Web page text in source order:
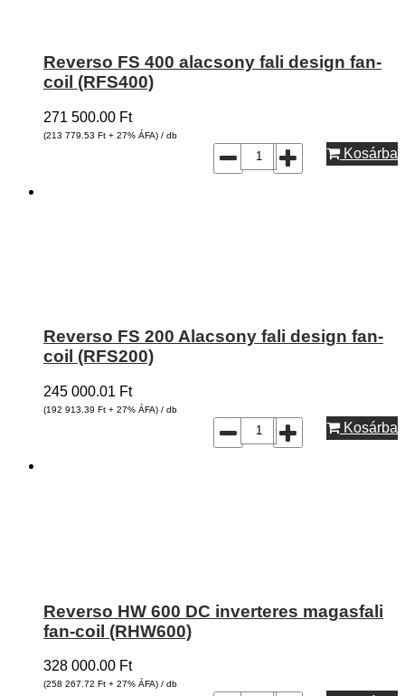
Reverso FS 400 alacsony fali design fan-
coil (RFS400)
271 500.00 Ft
(213 779.53 Ft + 27% ÁFA) / db
Kosárba
Reverso FS 200 Alacsony fali design fan-
coil (RFS200)
245 000.01 Ft
(192 913.39 Ft + 27% ÁFA) / db
Kosárba
Reverso HW 600 DC inverteres magasfali
fan-coil (RHW600)
328 000.00 Ft
(258 267.72 Ft + 27% ÁFA) / db